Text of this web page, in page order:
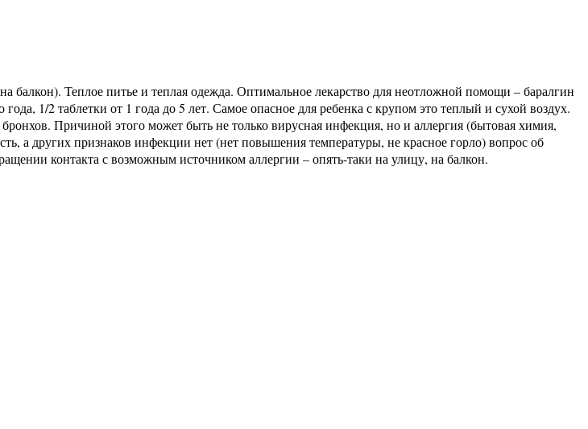
Теплое питье и теплая одежда. Оптимальное лекарство для неотложной помощи – баралгин
1/2 таблетки от 1 года до 5 лет. Самое опасное для ребенка с крупом это теплый и сухой воздух.
Причиной этого может быть не только вирусная инфекция, но и аллергия (бытовая химия,
а других признаков инфекции нет (нет повышения температуры, не красное горло) вопрос об
контакта с возможным источником аллергии – опять-таки на улицу, на балкон.